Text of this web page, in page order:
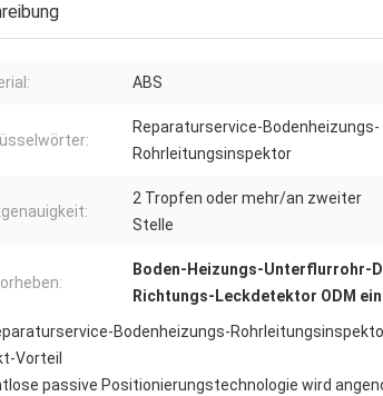
ABS
Reparaturservice-Bodenheizungs-
Rohrleitungsinspektor
2 Tropfen oder mehr/an zweiter
Stelle
Boden-Heizungs-Unterflurrohr-
Richtungs-Leckdetektor ODM
Bodenheizungs-Rohrleitungsinspektor
Vorteil
passive Positionierungstechnologie wird